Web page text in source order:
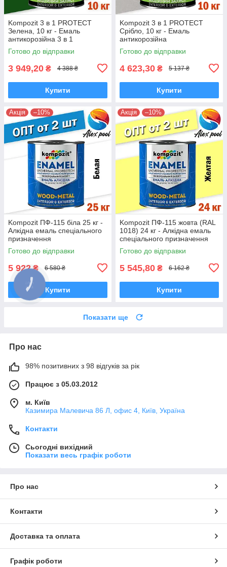
Kompozit 3 в 1 PROTECT
Зелена, 10 кг - Емаль
антикорозійна 3 в 1
універсальна
Готово до відправки
3 949,20 ₴ 4 388 ₴
Купити
Kompozit 3 в 1 PROTECT
Срібло, 10 кг - Емаль
антикорозійна
Готово до відправки
4 623,30 ₴ 5 137 ₴
Купити
Акція –10%
Kompozit ПФ-115 біла 25 кг -
Алкідна емаль спеціального
призначення
Готово до відправки
5 922₴ 6 580 ₴
Купити
Акція –10%
Kompozit ПФ-115 жовта (RAL
1018) 24 кг - Алкідна емаль
спеціального призначення
Готово до відправки
5 545,80 ₴ 6 162 ₴
Купити
Показати ще
Про нас
98% позитивних з 98 відгуків за рік
Працює з 05.03.2012
м. Київ
Казимира Малевича 86 Л, офис 4, Київ, Україна
Контакти
Сьогодні вихідний
Показати весь графік роботи
Про нас
Контакти
Доставка та оплата
Графік роботи